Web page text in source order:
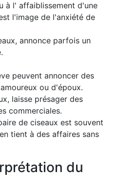
à l' affaiblissement d'une
l'image de l'anxiété de
annonce parfois un
peuvent annoncer des
ou d'époux.
laisse présager des
commerciales.
de ciseaux est souvent
tient à des affaires sans
du